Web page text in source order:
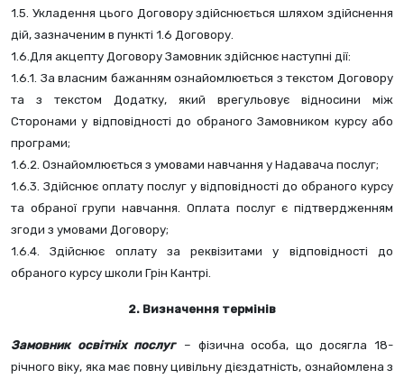
1.5. Укладення цього Договору здійснюється шляхом здійснення
дій, зазначеним в пункті 1.6 Договору.
1.6.Для акцепту Договору Замовник здійснює наступні дії:
1.6.1. За власним бажанням ознайомлюється з текстом Договору
та з текстом Додатку, який врегульовує відносини між
Сторонами у відповідності до обраного Замовником курсу або
програми;
1.6.2. Ознайомлюється з умовами навчання у Надавача послуг;
1.6.3. Здійснює оплату послуг у відповідності до обраного курсу
та обраної групи навчання. Оплата послуг є підтвердженням
згоди з умовами Договору;
1.6.4. Здійснює оплату за реквізитами у відповідності до
обраного курсу школи Грін Кантрі.
2. Визначення термінів
Замовник освітніх послуг
– фізична особа, що досягла 18-
річного віку, яка має повну цивільну дієздатність, ознайомлена з